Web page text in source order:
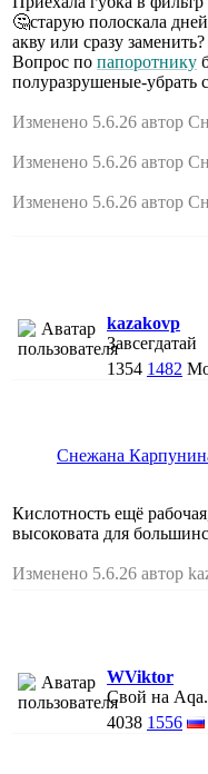
🤔старую полоскала
акву или сразу заменить?
Вопрос по папоротнику
полуразрушеные-убрать
Изменено 5.6.26 автор
Изменено 5.6.26 автор
Изменено 5.6.26 автор
kazakovp
Завсегдатай
1354 1482
Снежана
Кислотность ещё
высоковата для
Изменено 5.6.26 автор
WViktor
Свой на
4038 1556